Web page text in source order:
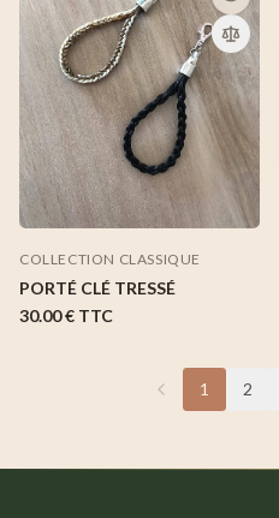
COLLECTION CLASSIQUE
PORTÉ CLÉ TRESSÉ
30.00 € TTC
1 2